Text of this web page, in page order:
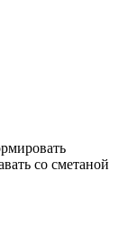
со сметаной